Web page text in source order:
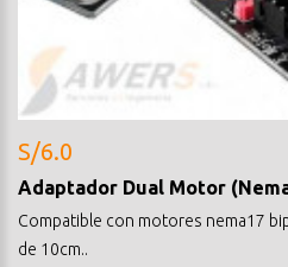
S/6.0
Adaptador Dual Motor
Compatible con motores nema17
de 10cm..